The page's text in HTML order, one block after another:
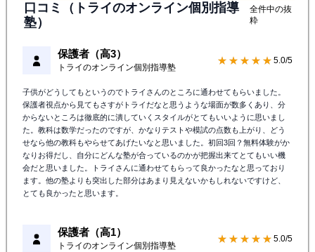
口コミ（トライのオンライン個別指導
塾）
全件中の抜
粋
保護者（高3）
トライのオンライン個別指導塾
★★★★★ 5.0/5
子供がどうしてもというのでトライさんのところに通わせてもらいました。
保護者視点から見てもさすがトライだなと思うような場面が数多くあり、分
からないところは徹底的に潰していくスタイルがとてもいいように思いまし
た。教科は数学だったのですが、かなりテストや模試の点数も上がり、どう
せなら他の教科もやらせてあげたいなと思いました。初回3回？無料体験がか
なりお得だし、自分にどんな塾が合っているのかが把握出来てとてもいい機
会だと思いました。トライさんに通わせてもらって良かったなと思っており
ます。他の塾よりも突出した部分はあまり見えないかもしれないですけど、
とても良かったと思います。
保護者（高1）
トライのオンライン個別指導塾
★★★★★ 5.0/5